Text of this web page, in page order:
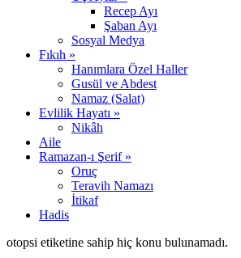
Recep Ayı
Şaban Ayı
Sosyal Medya
Fıkıh »
Hanımlara Özel Haller
Gusül ve Abdest
Namaz (Salat)
Evlilik Hayatı »
Nikâh
Aile
Ramazan-ı Şerif »
Oruç
Teravih Namazı
İtikaf
Hadis
otopsi etiketine sahip hiç konu bulunamadı.